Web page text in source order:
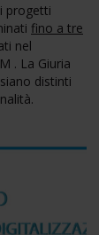
progetti
fino a tre
nel
. La Giuria
distinti